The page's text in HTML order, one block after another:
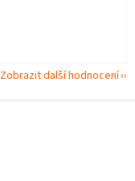
Zobrazit další hodnocení